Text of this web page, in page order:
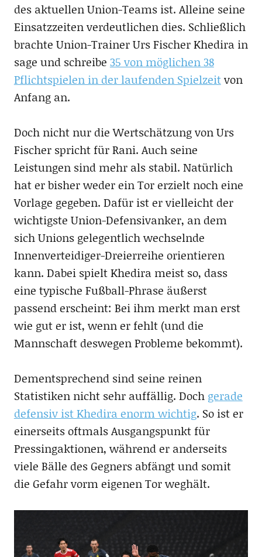
des aktuellen Union-Teams ist. Alleine seine
Einsatzzeiten verdeutlichen dies. Schließlich
brachte Union-Trainer Urs Fischer Khedira in
sage und schreibe 35 von möglichen 38
Pflichtspielen in der laufenden Spielzeitvon
Anfang an.
Doch nicht nur die Wertschätzung von Urs
Fischer spricht für Rani. Auch seine
Leistungen sind mehr als stabil. Natürlich
hat er bisher weder ein Tor erzielt noch eine
Vorlage gegeben. Dafür ist er vielleicht der
wichtigste Union-Defensivanker, an dem
sich Unions gelegentlich wechselnde
Innenverteidiger-Dreierreihe orientieren
kann. Dabei spielt Khedira meist so, dass
eine typische Fußball-Phrase äußerst
passend erscheint: Bei ihm merkt man erst
wie gut er ist, wenn er fehlt (und die
Mannschaft deswegen Probleme bekommt).
Dementsprechend sind seine reinen
Statistiken nicht sehr auffällig. Doch gerade
defensiv ist Khedira enorm wichtig. So ist er
einerseits oftmals Ausgangspunkt für
Pressingaktionen, während er anderseits
viele Bälle des Gegners abfängt und somit
die Gefahr vorm eigenen Tor weghält.